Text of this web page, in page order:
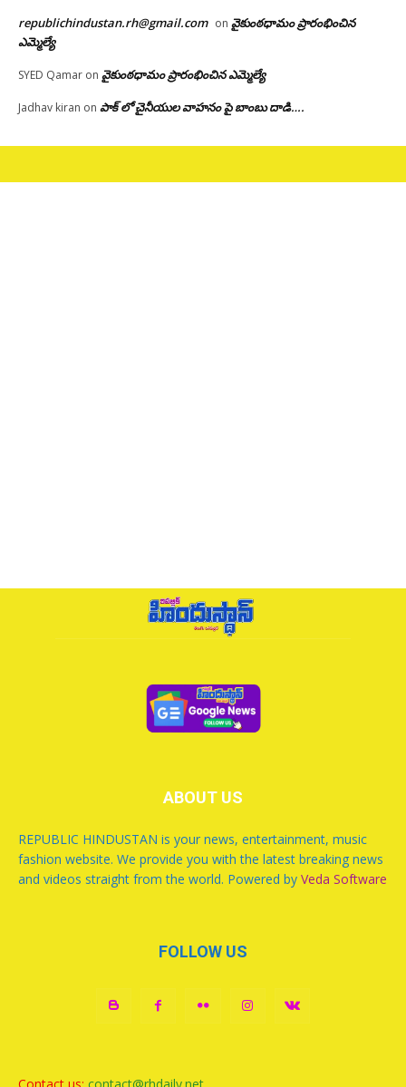
republichindustan.rh@gmail.com on వైకుంఠధామం ప్రారంభించిన
ఎమ్మెల్యే
SYED Qamar on వైకుంఠధామం ప్రారంభించిన ఎమ్మెల్యే
Jadhav kiran on పాక్ లో చైనీయుల వాహనం పై బాంబు దాడి….
ABOUT US
REPUBLIC HINDUSTAN is your news, entertainment, music
fashion website. We provide you with the latest breaking news
and videos straight from the world. Powered by Veda Software
FOLLOW US